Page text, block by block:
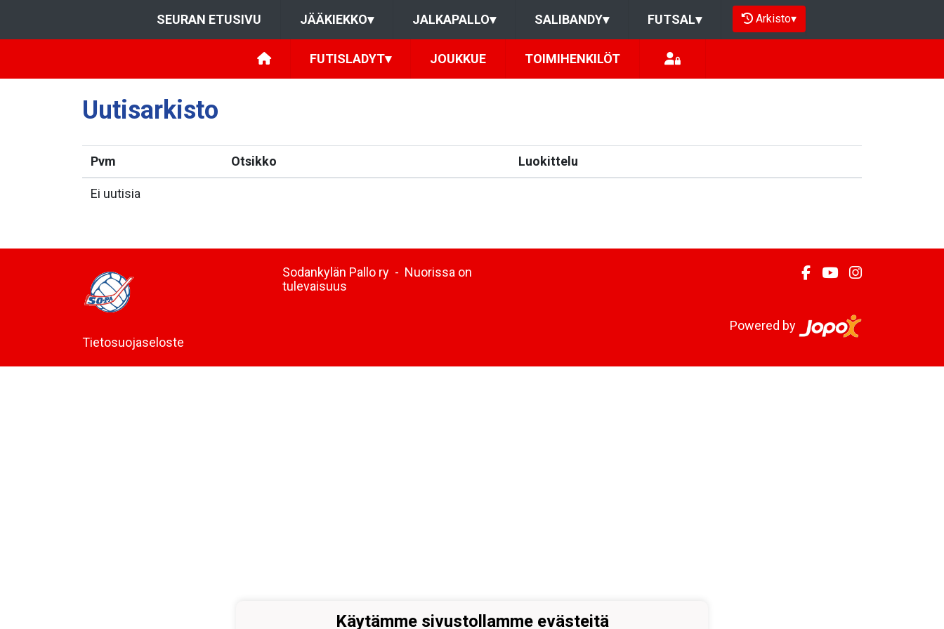
SEURAN ETUSIVU JÄÄKIEKKO▾ JALKAPALLO▾ SALIBANDY▾ FUTSAL▾ Arkisto▾
FUTISLADYT▾ JOUKKUE TOIMIHENKILÖT
Uutisarkisto
Pvm Otsikko Luokittelu
Ei uutisia
Tietosuojaseloste
Sodankylän Pallo ry - Nuorissa on
tulevaisuus
Powered by
Käytämme sivustollamme evästeitä